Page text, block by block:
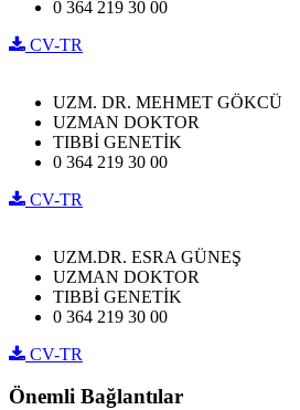
0 364 219 30 00
CV-TR
UZM. DR. MEHMET GÖKCÜ
UZMAN DOKTOR
TIBBİ GENETİK
0 364 219 30 00
CV-TR
UZM.DR. ESRA GÜNEŞ
UZMAN DOKTOR
TIBBİ GENETİK
0 364 219 30 00
CV-TR
Önemli Bağlantılar